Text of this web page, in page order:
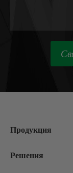
Продукция
Решения